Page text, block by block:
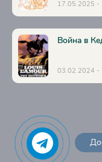
17.05.2025 -
Война в
03.02.2024 -